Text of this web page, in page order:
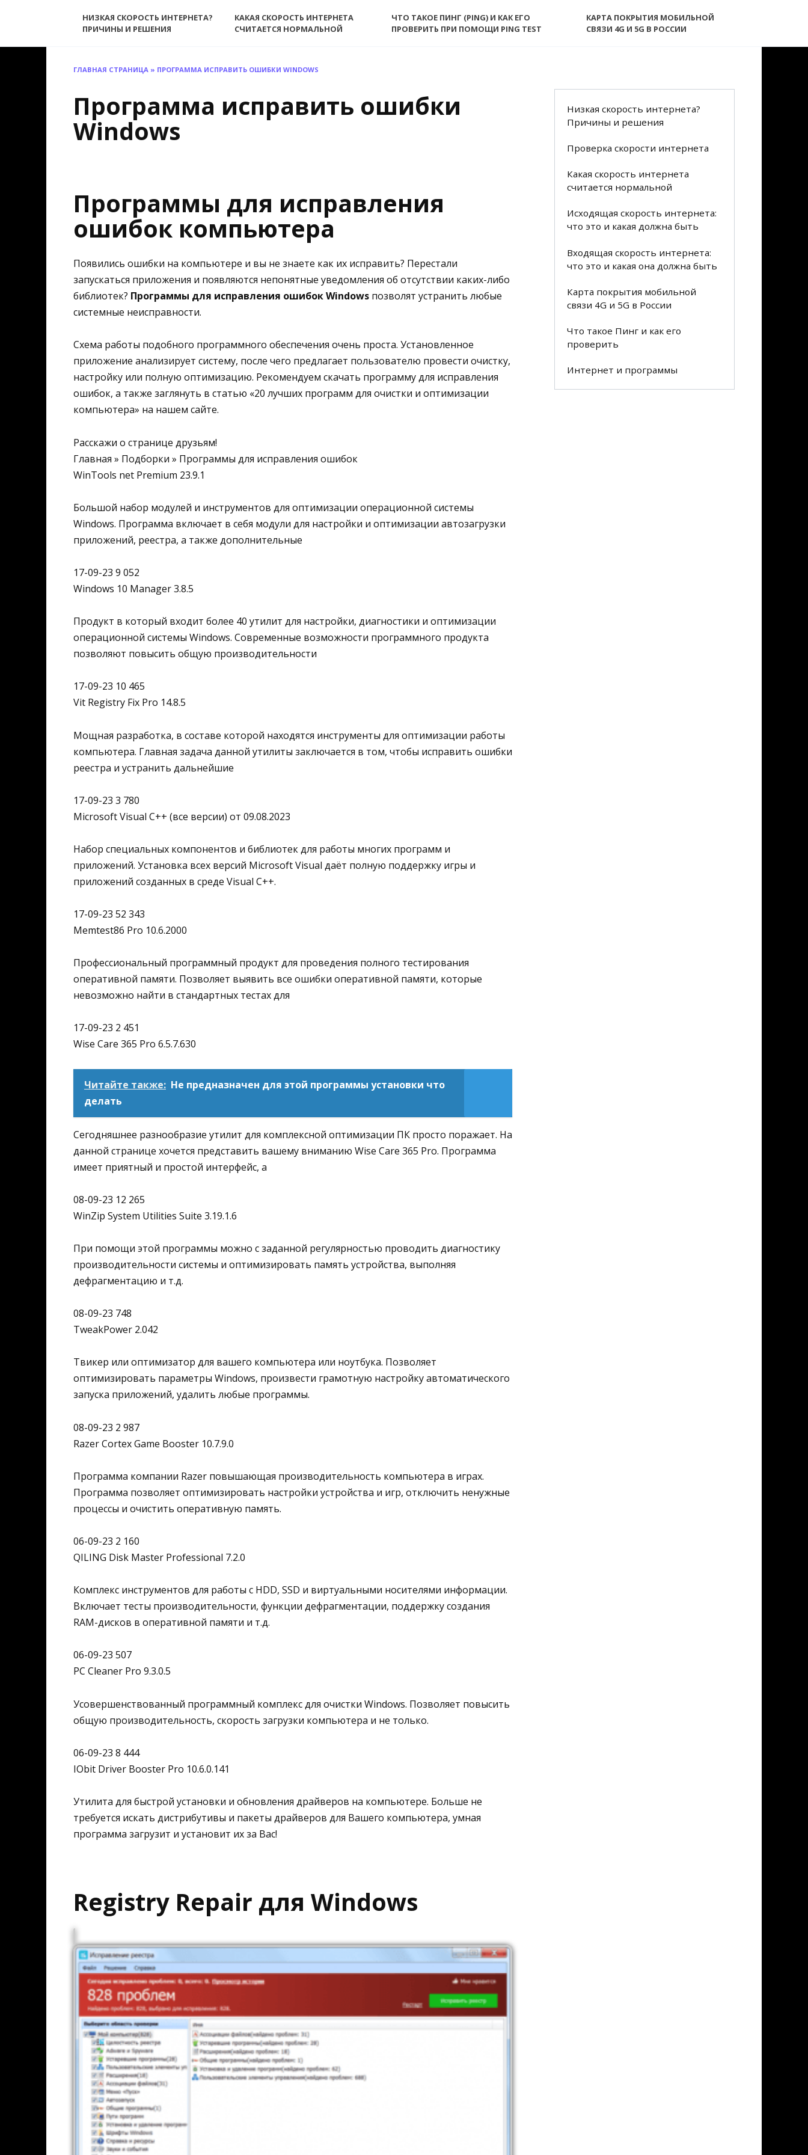
НИЗКАЯ СКОРОСТЬ ИНТЕРНЕТА?
ПРИЧИНЫ И РЕШЕНИЯ
КАКАЯ СКОРОСТЬ ИНТЕРНЕТА
СЧИТАЕТСЯ НОРМАЛЬНОЙ
ЧТО ТАКОЕ ПИНГ (PING) И КАК ЕГО
ПРОВЕРИТЬ ПРИ ПОМОЩИ PING TEST
КАРТА ПОКРЫТИЯ МОБИЛЬНОЙ
СВЯЗИ 4G И 5G В РОССИИ
ГЛАВНАЯ СТРАНИЦА » ПРОГРАММА ИСПРАВИТЬ ОШИБКИ WINDOWS
Программа исправить ошибки
Windows
Программы для исправления
ошибок компьютера
Появились ошибки на компьютере и вы не знаете как их исправить? Перестали
запускаться приложения и появляются непонятные уведомления об отсутствии каких-либо
библиотек? Программы для исправления ошибок Windows позволят устранить любые
системные неисправности.
Схема работы подобного программного обеспечения очень проста. Установленное
приложение анализирует систему, после чего предлагает пользователю провести очистку,
настройку или полную оптимизацию. Рекомендуем скачать программу для исправления
ошибок, а также заглянуть в статью «20 лучших программ для очистки и оптимизации
компьютера» на нашем сайте.
Расскажи о странице друзьям!
Главная » Подборки » Программы для исправления ошибок
WinTools net Premium 23.9.1
Большой набор модулей и инструментов для оптимизации операционной системы
Windows. Программа включает в себя модули для настройки и оптимизации автозагрузки
приложений, реестра, а также дополнительные
17-09-23 9 052
Windows 10 Manager 3.8.5
Продукт в который входит более 40 утилит для настройки, диагностики и оптимизации
операционной системы Windows. Современные возможности программного продукта
позволяют повысить общую производительности
17-09-23 10 465
Vit Registry Fix Pro 14.8.5
Мощная разработка, в составе которой находятся инструменты для оптимизации работы
компьютера. Главная задача данной утилиты заключается в том, чтобы исправить ошибки
реестра и устранить дальнейшие
17-09-23 3 780
Microsoft Visual C++ (все версии) от 09.08.2023
Набор специальных компонентов и библиотек для работы многих программ и
приложений. Установка всех версий Microsoft Visual даёт полную поддержку игры и
приложений созданных в среде Visual C++.
17-09-23 52 343
Memtest86 Pro 10.6.2000
Профессиональный программный продукт для проведения полного тестирования
оперативной памяти. Позволяет выявить все ошибки оперативной памяти, которые
невозможно найти в стандартных тестах для
17-09-23 2 451
Wise Care 365 Pro 6.5.7.630
Читайте также: Не предназначен для этой программы установки что
делать
Сегодняшнее разнообразие утилит для комплексной оптимизации ПК просто поражает. На
данной странице хочется представить вашему вниманию Wise Care 365 Pro. Программа
имеет приятный и простой интерфейс, а
08-09-23 12 265
WinZip System Utilities Suite 3.19.1.6
При помощи этой программы можно с заданной регулярностью проводить диагностику
производительности системы и оптимизировать память устройства, выполняя
дефрагментацию и т.д.
08-09-23 748
TweakPower 2.042
Твикер или оптимизатор для вашего компьютера или ноутбука. Позволяет
оптимизировать параметры Windows, произвести грамотную настройку автоматического
запуска приложений, удалить любые программы.
08-09-23 2 987
Razer Cortex Game Booster 10.7.9.0
Программа компании Razer повышающая производительность компьютера в играх.
Программа позволяет оптимизировать настройки устройства и игр, отключить ненужные
процессы и очистить оперативную память.
06-09-23 2 160
QILING Disk Master Professional 7.2.0
Комплекс инструментов для работы с HDD, SSD и виртуальными носителями информации.
Включает тесты производительности, функции дефрагментации, поддержку создания
RAM-дисков в оперативной памяти и т.д.
06-09-23 507
PC Cleaner Pro 9.3.0.5
Усовершенствованный программный комплекс для очистки Windows. Позволяет повысить
общую производительность, скорость загрузки компьютера и не только.
06-09-23 8 444
IObit Driver Booster Pro 10.6.0.141
Утилита для быстрой установки и обновления драйверов на компьютере. Больше не
требуется искать дистрибутивы и пакеты драйверов для Вашего компьютера, умная
программа загрузит и установит их за Вас!
Registry Repair для Windows
Низкая скорость интернета?
Причины и решения
Проверка скорости интернета
Какая скорость интернета
считается нормальной
Исходящая скорость интернета:
что это и какая должна быть
Входящая скорость интернета:
что это и какая она должна быть
Карта покрытия мобильной
связи 4G и 5G в России
Что такое Пинг и как его
проверить
Интернет и программы